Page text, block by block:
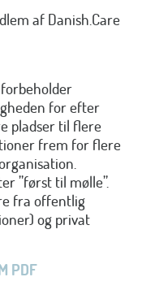
af Danish.Care
for efter
pladser til flere
frem for flere
”først til mølle”.
fra offentlig
og privat
PDF